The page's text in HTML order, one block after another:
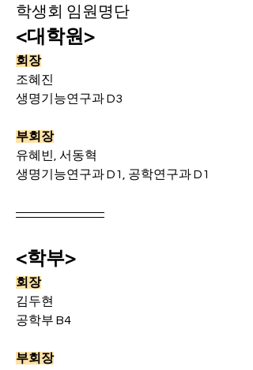
학생회 임원명단
<대학원>
회장
조혜진
생명기능연구과 D3
부회장
유혜빈, 서동혁
생명기능연구과 D1, 공학연구과 D1
<학부>
회장
김두현
공학부 B4
부회장